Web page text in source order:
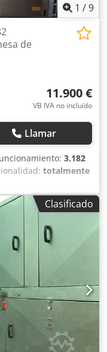
1 /9
de
11.900 €
VB IVA no incluído
Llamar
3.182
totalmente
de doble cesta, de
destacados
horas de
fabricación
Puesta en marcha:
software: 6.4.6.
sistema de doble
cestas/hora;
de la bomba;
encimera con
dosificación de
Clasificado